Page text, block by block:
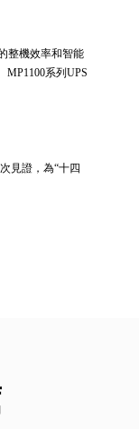
整機效率和智能
系列UPS
見證，為“十四